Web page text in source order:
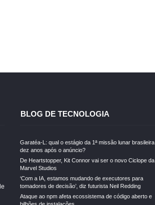
BLOG DE TECNOLOGIA
Garatéa-L: qual o estágio da 1ª missão lunar brasileira
dez anos após o anúncio?
De Heartstopper, Kit Connor vai ser o novo Ciclope da
Marvel Studios
‘Com a IA, estamos mudando de executores para
tomadores de decisão’, diz futurista Neil Redding
Ataque ao npm afeta ecossistema de código aberto e